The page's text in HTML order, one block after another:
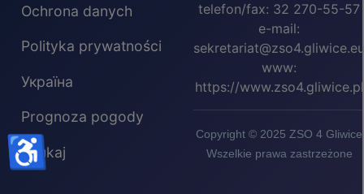
Ochrona danych
Polityka prywatności
Україна
Prognoza pogody
Szukaj
telefon/fax: 32 270-55-57
e-mail:
www:
https://www.zso4.gliwice.pl
Copyright © 2025 ZSO 4 Gliwice
Wszelkie prawa zastrzeżone